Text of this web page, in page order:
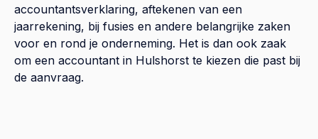
accountantsverklaring, aftekenen van een
jaarrekening, bij fusies en andere belangrijke zaken
voor en rond je onderneming. Het is dan ook zaak
om een accountant in Hulshorst te kiezen die past bij
de aanvraag.